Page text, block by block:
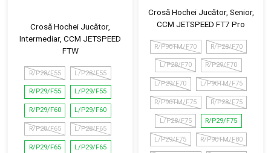
Crosă Hochei Jucător,
Intermediar, CCM JETSPEED
FTW
R/P28/F55 L/P28/F55
R/P29/F55 L/P29/F55
R/P29/F60 L/P29/F60
R/P28/F65 L/P28/F65
R/P29/F65 L/P29/F65
Crosă Hochei Jucător, Senior,
CCM JETSPEED FT7 Pro
R/P90TM/F70 R/P28/F70
L/P28/F70 R/P29/F70
L/P29/F70 L/P90TM/F75
R/P90TM/F75 R/P28/F75
L/P28/F75 R/P29/F75
L/P29/F75 R/P90TM/F80